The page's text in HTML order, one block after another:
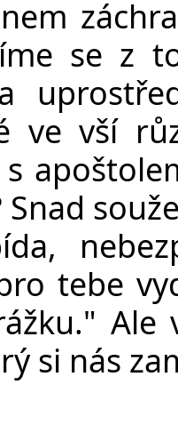
se z
ve vší
Snad
tebe
Ale
si nás